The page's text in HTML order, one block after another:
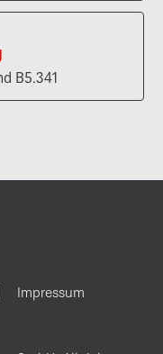
B5.341
Impressum